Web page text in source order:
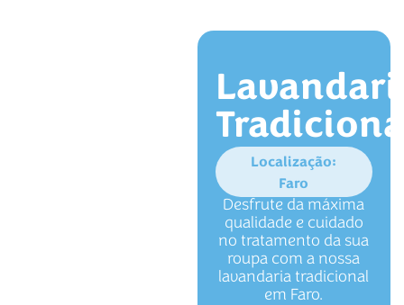
Localização:
Faro
Desfrute da máxima
qualidade e cuidado
no tratamento da sua
roupa com a nossa
lavandaria tradicional
em Faro.